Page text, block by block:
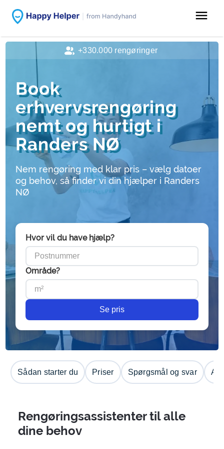
menu
Book
erhvervsrengøring
nemt og hurtigt i
Randers NØ
Nem rengøring med klar pris – vælg datoer
og behov, så finder vi din hjælper i Randers
NØ
Hvor vil du have hjælp?
Område?
Se pris
Sådan starter du Priser Spørgsmål og svar
Rengøringsassistenter til alle
dine behov
+330.000 rengøringer